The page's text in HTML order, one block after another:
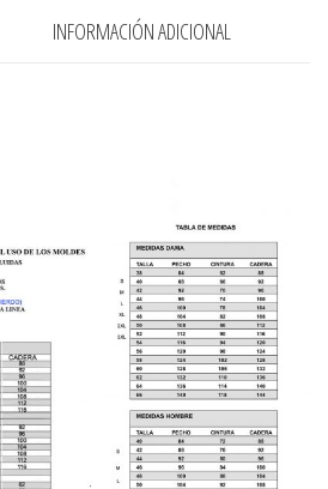
INFORMACIÓN ADICIONAL